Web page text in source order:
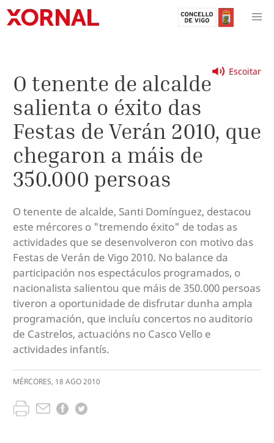
Escoitar
O tenente de alcalde
salienta o éxito das
Festas de Verán 2010, que
chegaron a máis de
350.000 persoas
O tenente de alcalde, Santi Domínguez, destacou
este mércores o "tremendo éxito" de todas as
actividades que se desenvolveron con motivo das
Festas de Verán de Vigo 2010. No balance da
participación nos espectáculos programados, o
nacionalista salientou que máis de 350.000 persoas
tiveron a oportunidade de disfrutar dunha ampla
programación, que incluíu concertos no auditorio
de Castrelos, actuacións no Casco Vello e
actividades infantís.
MÉRCORES, 18 AGO2010